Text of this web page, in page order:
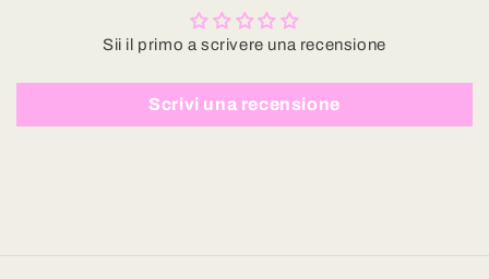
Sii il primo a scrivere una recensione
Scrivi una recensione